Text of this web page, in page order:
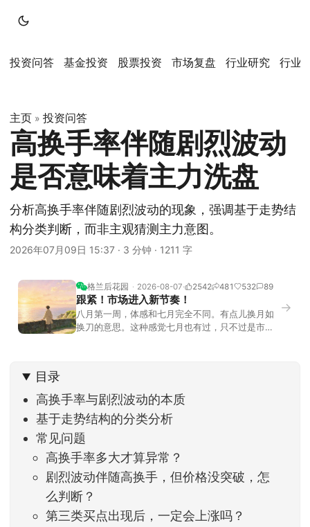
投资问答 基金投资 股票投资 市场复盘 行业研究 行业
主页 » 投资问答
高换手率伴随剧烈波动
是否意味着主力洗盘
分析高换手率伴随剧烈波动的现象，强调基于走势结
构分类判断，而非主观猜测主力意图。
2026年07月09日 15:37 · 3 分钟 · 1211 字
格兰后花园 2026-08-07 2542 481 532 89
跟紧！市场进入新节奏！
八月第一周，体感和七月完全不同。有点儿换月如
换刀的意思。这种感觉七月也有过，只不过是市场
家感受到了春天般的暖风。指数涨了百点，交易额
回暖到2
→
目录
高换手率与剧烈波动的本质
基于走势结构的分类分析
常见问题
高换手率多大才算异常？
剧烈波动伴随高换手，但价格没突破，怎
么判断？
第三类买点出现后，一定会上涨吗？